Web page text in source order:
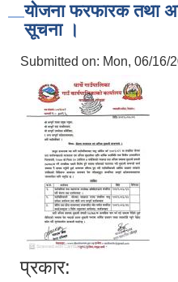
योजना फरफारक तथा
सूचना ।
Submitted on: Mon, 06/16/
प्रकार: